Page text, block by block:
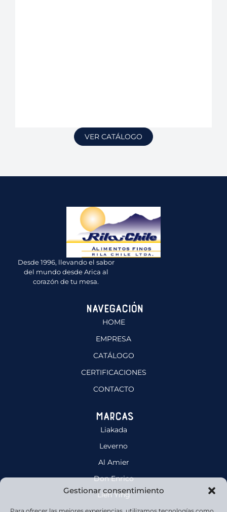
Gestionar consentimiento
VER CATÁLOGO
Desde 1996, llevando el sabor
del mundo desde Arica al
corazón de tu mesa.
Navegación
HOME
EMPRESA
CATÁLOGO
CERTIFICACIONES
CONTACTO
Marcas
Liakada
Leverno
Al Amier
Don Enrico
Lien Ying